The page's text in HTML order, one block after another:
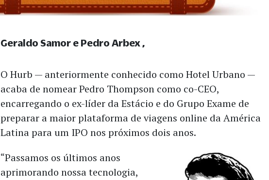
O Hurb — anteriormente conhecido como Hotel Urbano —
acaba de nomear Pedro Thompson como co-CEO,
encarregando o ex-líder da Estácio e do Grupo Exame de
preparar a maior plataforma de viagens online da América
Latina para um IPO nos próximos dois anos.
“Passamos os últimos anos
aprimorando nossa tecnologia,
Geraldo Samor e Pedro Arbex